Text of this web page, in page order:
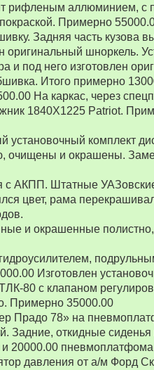
рифленым аллюминием, с
Примерно
Задняя часть кузова
оригинальный шноркель.
и под него изготовлен
Итого примерно
На каркас, через
1840Х1225 Patriot.
установочный комплект
очищены и окрашены.
с АКПП. Штатные
цвет, рама
и окрашенные
Изготовлен
80 с клапаном
Примерно 35000.00
Прадо 78» на
Задние, откидные
20000.00
давления от а/м Форд